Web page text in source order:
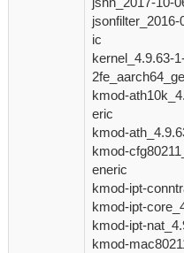
ic
kernel_4.9.63-
kmod-
eric
kmod-
kmod-
eneric
kmod-ipt-
kmod-ipt-
kmod-ipt-
kmod-